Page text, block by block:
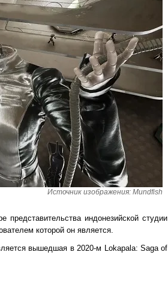
Источник изображения: Mundfish
индонезийской студии
которой он является.
вышедшая в 2020-м Lokapala: Saga of